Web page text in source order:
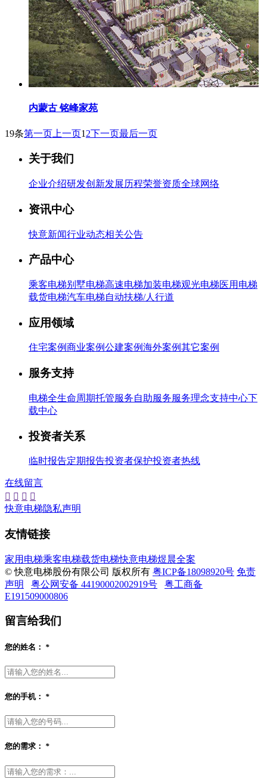
内蒙古 铭峰家苑
19条第一页 上一页1 2下一页最后一页
关于我们
企业介绍研发创新发展历程荣誉资质全球网络
资讯中心
快意新闻行业动态相关公告
产品中心
乘客电梯别墅电梯高速电梯加装电梯观光电梯医用电梯
载货电梯汽车电梯自动扶梯/人行道
应用领域
住宅案例 商业案例公建案例海外案例其它案例
服务支持
电梯全生命周期托管服务自助服务服务理念支持中心下
载中心
投资者关系
临时报告定期报告投资者保护投资者热线
在线留言
   
快意电梯隐私声明
友情链接
家用电梯乘客电梯载货电梯快意电梯煜晨全案
© 快意电梯股份有限公司 版权所有 粤ICP备18098920号 免责
声明
粤公网安备 44190002002919号
粤工商备
E191509000806
留言给我们
您的姓名： *
您的手机： *
您的需求： *